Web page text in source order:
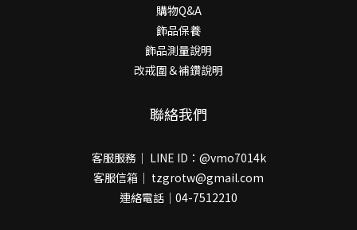
購物Q&A
飾品保養
飾品測量說明
改戒圍＆補鑽說明
聯絡我們
客服服務｜ LINE ID：@vmo7014k
客服信箱｜ tzgrotw@gmail.com
連絡電話｜04-7512210